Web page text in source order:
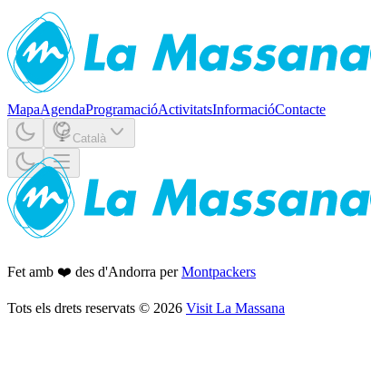
MapaAgendaProgramacióActivitatsInformacióContacte
Català
Fet amb ❤️ des d'Andorra per Montpackers
Tots els drets reservats © 2026 Visit La Massana